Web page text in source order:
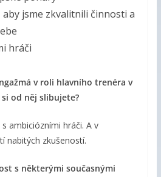
aby jsme zkvalitnili činnosti a
hráči
v roli hlavního trenéra v
od něj slibujete?
ambiciózními hráči. A v
nabitých zkušeností.
s některými současnými